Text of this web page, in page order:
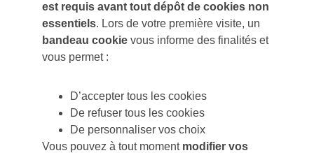
est requis avant tout dépôt de cookies non
essentiels. Lors de votre première visite, un
bandeau cookie vous informe des finalités et
vous permet :
D’accepter tous les cookies
De refuser tous les cookies
De personnaliser vos choix
Vous pouvez à tout moment modifier vos